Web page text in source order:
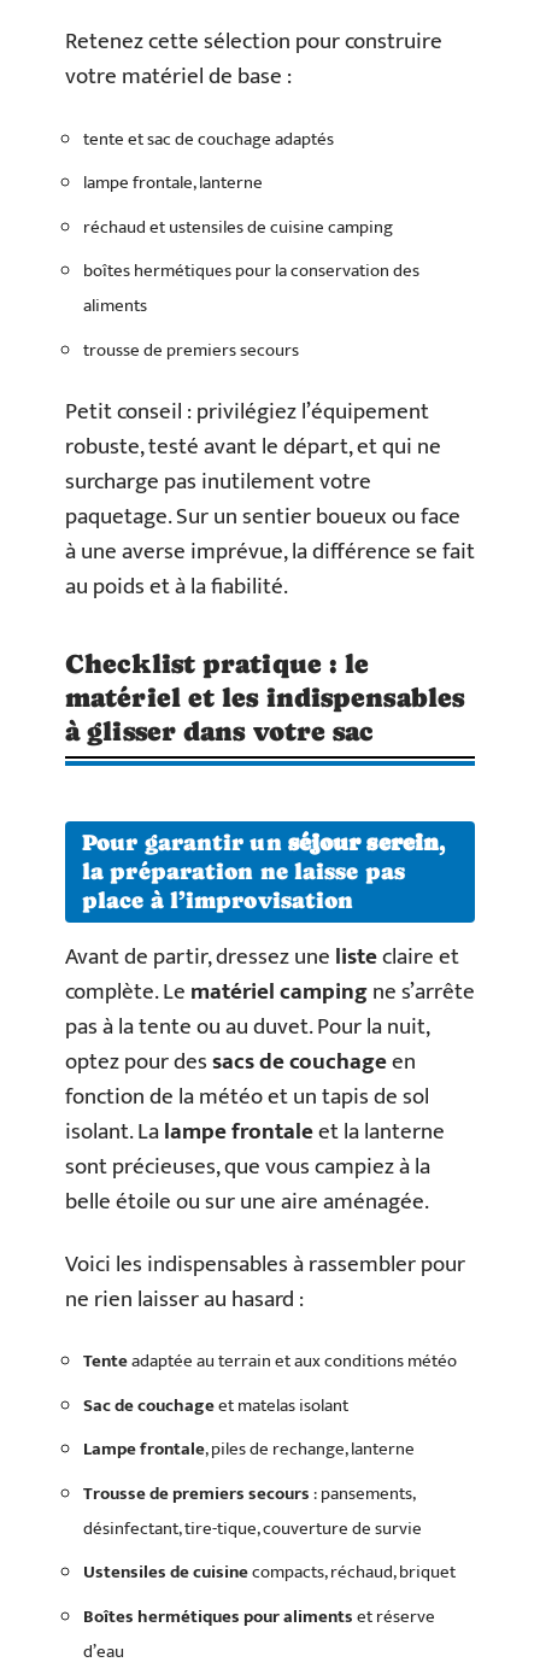
Retenez cette sélection pour construire
votre matériel de base :
tente et sac de couchage adaptés
lampe frontale, lanterne
réchaud et ustensiles de cuisine camping
boîtes hermétiques pour la conservation des
aliments
trousse de premiers secours
Petit conseil : privilégiez l’équipement
robuste, testé avant le départ, et qui ne
surcharge pas inutilement votre
paquetage. Sur un sentier boueux ou face
à une averse imprévue, la différence se fait
au poids et à la fiabilité.
Checklist pratique : le
matériel et les indispensables
à glisser dans votre sac
Pour garantir un séjour serein,
la préparation ne laisse pas
place à l’improvisation
Avant de partir, dressez unelisteclaire et
complète. Lematériel campingne s’arrête
pas à la tente ou au duvet. Pour la nuit,
optez pour dessacs de couchageen
fonction de la météo et un tapis de sol
isolant. Lalampe frontaleet la lanterne
sont précieuses, que vous campiez à la
belle étoile ou sur une aire aménagée.
Voici les indispensables à rassembler pour
ne rien laisser au hasard :
Tenteadaptée au terrain et aux conditions météo
Sac de couchageet matelas isolant
Lampe frontale, piles de rechange, lanterne
Trousse de premiers secours: pansements,
désinfectant, tire-tique, couverture de survie
Ustensiles de cuisinecompacts, réchaud, briquet
Boîtes hermétiques pour alimentset réserve
d’eau